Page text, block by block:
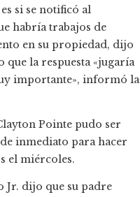
si se notificó al
habría trabajos de
en su propiedad, dijo
que la respuesta «jugaría
importante», informó la
Pointe pudo ser
inmediato para hacer
el miércoles.
Jr. dijo que su padre